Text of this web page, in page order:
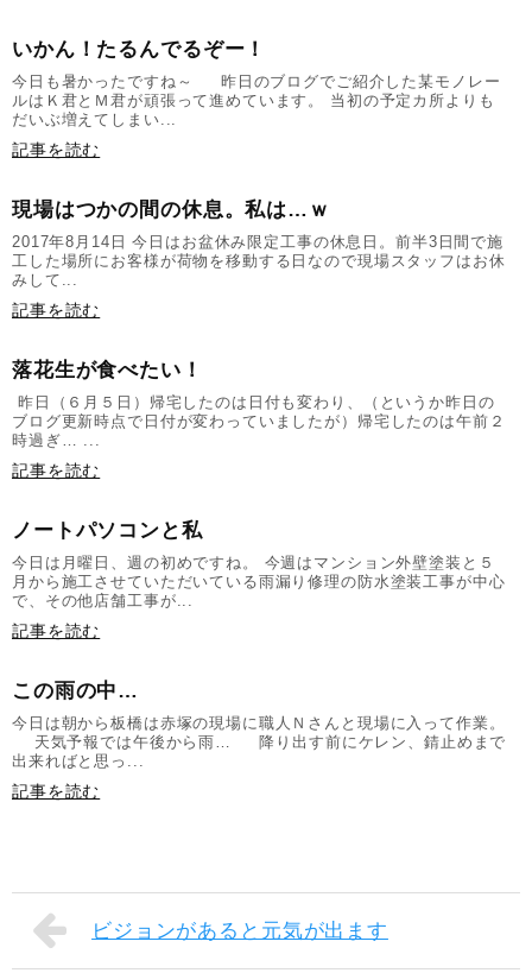
いかん！たるんでるぞー！
今日も暑かったですね～ 昨日のブログでご紹介した某モノレー
ルはＫ君とＭ君が頑張って進めています。 当初の予定カ所よりも
だいぶ増えてしまい...
記事を読む
現場はつかの間の休息。私は…ｗ
2017年8月14日 今日はお盆休み限定工事の休息日。前半3日間で施
工した場所にお客様が荷物を移動する日なので現場スタッフはお休
みして...
記事を読む
落花生が食べたい！
昨日（６月５日）帰宅したのは日付も変わり、（というか昨日の
ブログ更新時点で日付が変わっていましたが）帰宅したのは午前２
時過ぎ… ...
記事を読む
ノートパソコンと私
今日は月曜日、週の初めですね。 今週はマンション外壁塗装と５
月から施工させていただいている雨漏り修理の防水塗装工事が中心
で、その他店舗工事が...
記事を読む
この雨の中…
今日は朝から板橋は赤塚の現場に職人Ｎさんと現場に入って作業。
天気予報では午後から雨… 降り出す前にケレン、錆止めまで
出来ればと思っ...
記事を読む
ビジョンがあると元気が出ます